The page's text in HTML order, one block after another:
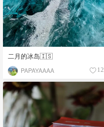
二月的冰岛🇮🇸
PAPAYAAAA 12